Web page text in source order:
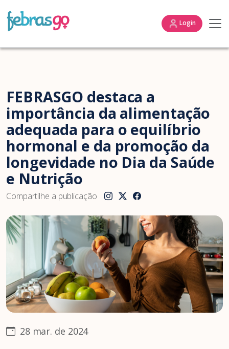
Login
FEBRASGO destaca a
importância da alimentação
adequada para o equilíbrio
hormonal e da promoção da
longevidade no Dia da Saúde
e Nutrição
Compartilhe a publicação
28 mar. de 2024